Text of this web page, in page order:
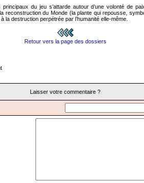
du jeu s’attarde autour d’une volonté de
reconstruction du Monde (la plante qui repousse,
destruction perpétrée par l’humanité elle-même.
Retour vers la page des dossiers
Laisser votre commentaire ?